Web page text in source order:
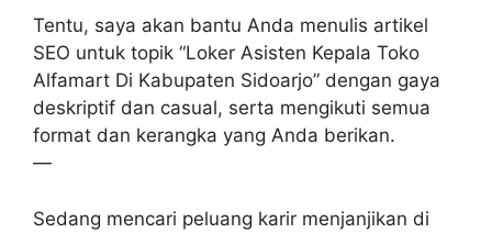
Tentu, saya akan bantu Anda menulis artikel
SEO untuk topik “Loker Asisten Kepala Toko
Alfamart Di Kabupaten Sidoarjo” dengan gaya
deskriptif dan casual, serta mengikuti semua
format dan kerangka yang Anda berikan.
—
Sedang mencari peluang karir menjanjikan di